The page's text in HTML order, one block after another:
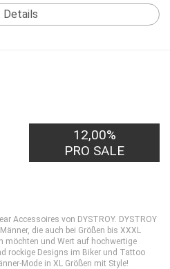
Details
12,00%
PRO SALE
Accessoires von DYSTROY. DYSTROY
die auch bei Größen bis XXXL
möchten und Wert auf hochwertige
rockige Designs im Biker und Tattoo
Mode in XL Größen mit Style!